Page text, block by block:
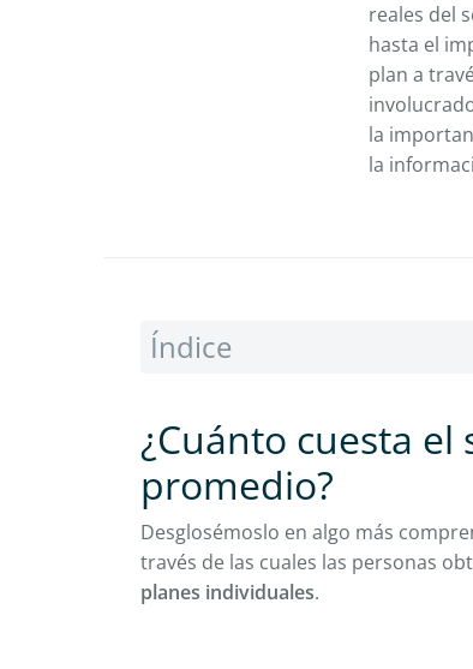
reales del
hasta el
plan a
la
la
Índice
¿Cuánto cuesta
promedio?
Desglosémoslo en algo más
través de las cuales las personas
planes individuales.